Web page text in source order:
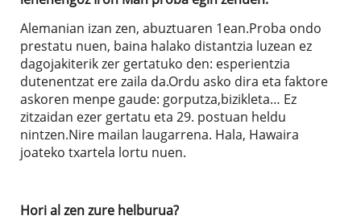
Alemanian izan zen, abuztuaren 1ean.Proba ondo
prestatu nuen, baina halako distantzia luzean ez
dagojakiterik zer gertatuko den: esperientzia
dutenentzat ere zaila da.Ordu asko dira eta faktore
askoren menpe gaude: gorputza,bizikleta… Ez
zitzaidan ezer gertatu eta 29. postuan heldu
nintzen.Nire mailan laugarrena. Hala, Hawaira
joateko txartela lortu nuen.
Hori al zen zure helburua?